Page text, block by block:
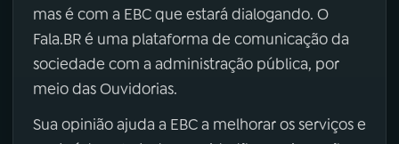
mas é com a EBC que estará dialogando. O
Fala.BR é uma plataforma de comunicação da
sociedade com a administração pública, por
meio das Ouvidorias.
Sua opinião ajuda a EBC a melhorar os serviços e